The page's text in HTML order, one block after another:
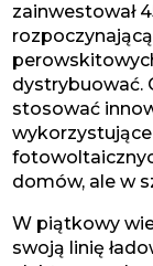
zainwestował
dystrybuować.
stosować
domów, ale w
W piątkowy
swoją linię